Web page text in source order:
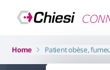
Home Patient obèse,